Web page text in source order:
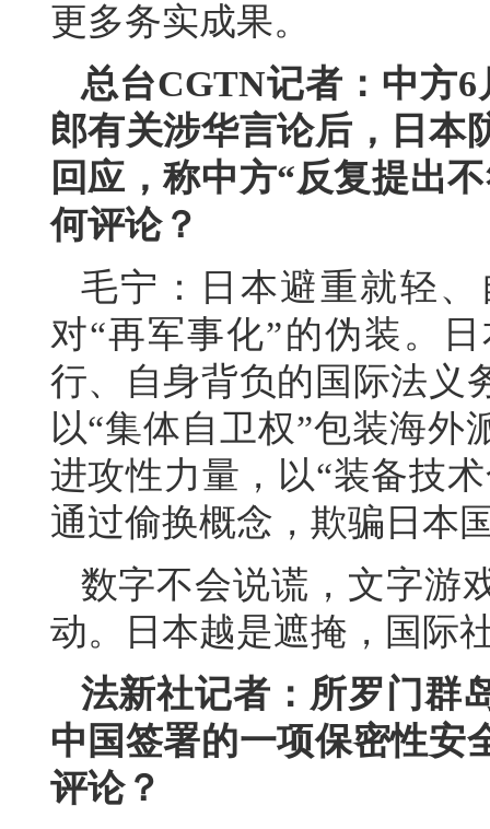
更多务实成果。
总台CGTN记者：中方
郎有关涉华言论后，日本
回应，称中方“反复提出
何评论？
毛宁：日本避重就轻
对“再军事化”的伪装。
行、自身背负的国际法义
以“集体自卫权”包装海外
进攻性力量，以“装备技
通过偷换概念，欺骗日本
数字不会说谎，文字游
动。日本越是遮掩，国际
法新社记者：所罗门群
中国签署的一项保密性安
评论？